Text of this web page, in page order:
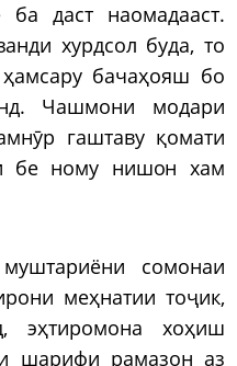
ба даст наомадааст.
хурдсол буда, то
бачаҳояш бо
Чашмони модари
гаштаву қомати
бе ному нишон хам
сомонаи
меҳнатии тоҷик,
эҳтиромона хоҳиш
шарифи рамазон аз